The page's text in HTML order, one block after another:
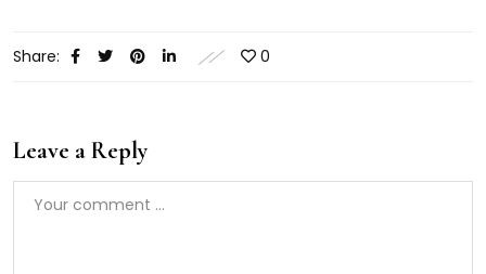
Share: 0
Leave a Reply